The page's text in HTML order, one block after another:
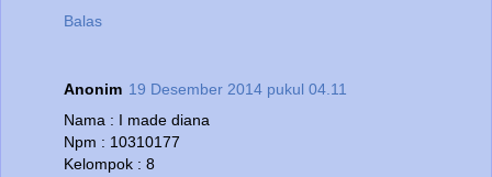
Balas
Anonim 19 Desember 2014 pukul 04.11
Nama : I made diana
Npm : 10310177
Kelompok : 8